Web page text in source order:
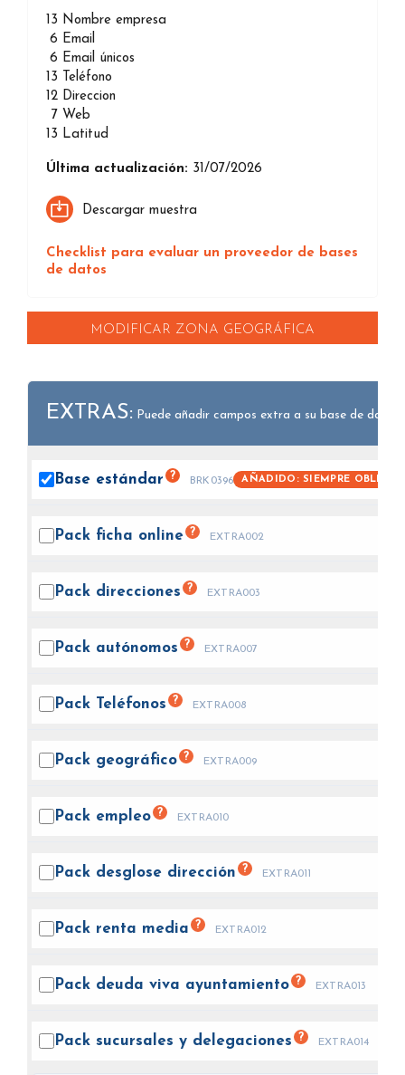
13 Nombre empresa
6 Email
6 Email únicos
13 Teléfono
12 Direccion
7 Web
13 Latitud
Última actualización: 31/07/2026
Descargar muestra
Checklist para evaluar un proveedor de bases
de datos
MODIFICAR ZONA GEOGRÁFICA
EXTRAS: Puede añadir campos extra a su base de datos.
Base estándar ? BRK0396 AÑADIDO: SIEMPRE
Pack ficha online ? EXTRA002
Pack direcciones ? EXTRA003
Pack autónomos ? EXTRA007
Pack Teléfonos ? EXTRA008
Pack geográfico ? EXTRA009
Pack empleo ? EXTRA010
Pack desglose dirección ? EXTRA011
Pack renta media ? EXTRA012
Pack deuda viva ayuntamiento ? EXTRA013
Pack sucursales y delegaciones ? EXTRA014